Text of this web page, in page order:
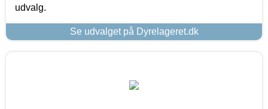
udvalg.
Se udvalget på Dyrelageret.dk